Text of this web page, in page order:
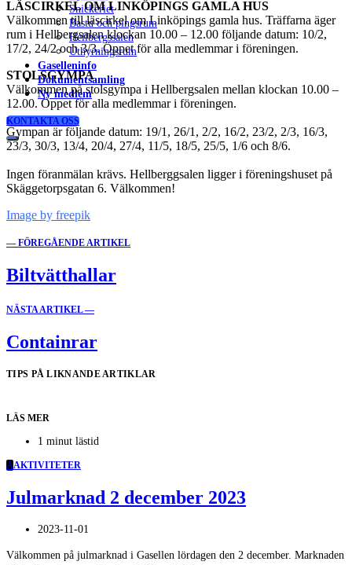
Snickeriet
Bastu och pingsrum
Hellbergssalen
Uthyrningsrum
Gaselleninfo
Dokumentsamling
Ny medlem
KONTAKTA OSS
LÄSCIRKEL OM LINKÖPINGS GAMLA HUS
Välkommen till läscirkel om Linköpings gamla hus. Träffarna äger
rum i Hellbergsalen klockan 10.00 – 12.00 följande datum: 10/2,
17/2, 24/2 och 3/3. Öppet för alla medlemmar i föreningen.
STOLSGYMPA
Välkommen på stolsgympa i Hellbergsalen mellan klockan 10.00 –
12.00. Öppet för alla medlemmar i föreningen.
Gympan är följande datum: 19/1, 26/1, 2/2, 16/2, 23/2, 2/3, 16/3,
23/3, 30/3, 13/4, 20/4, 27/4, 11/5, 18/5, 25/5, 1/6 och 8/6.
Ingen föranmälan krävs. Hellberggsalen ligger i föreningshuset på
Skäggetorpsgatan 6. Välkommen!
Image by freepik
— FÖREGÅENDE ARTIKEL
Biltvätthallar
NÄSTA ARTIKEL —
Containrar
TIPS PÅ LIKNANDE ARTIKLAR
LÄS MER
1 minut lästid
AAKTIVITETER
Julmarknad 2 december 2023
2023-11-01
Välkommen på julmarknad i Gasellen lördagen den 2 december. Marknaden